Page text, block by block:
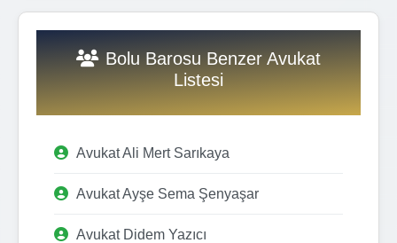
Bolu Barosu Benzer Avukat
Listesi
Avukat Ali Mert Sarıkaya
Avukat Ayşe Sema Şenyaşar
Avukat Didem Yazıcı